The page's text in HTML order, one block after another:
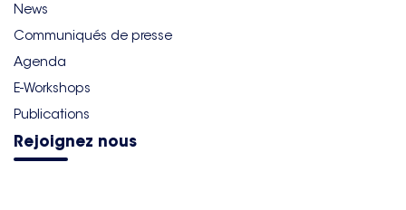
News
Communiqués de presse
Agenda
E-Workshops
Publications
Rejoignez nous